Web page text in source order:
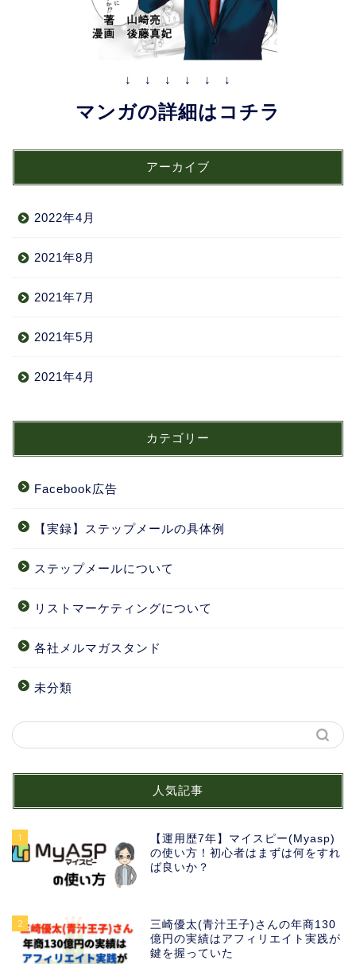
↓ ↓ ↓ ↓ ↓ ↓
マンガの詳細はコチラ
アーカイブ
2022年4月
2021年8月
2021年7月
2021年5月
2021年4月
カテゴリー
Facebook広告
【実録】ステップメールの具体例
ステップメールについて
リストマーケティングについて
各社メルマガスタンド
未分類
人気記事
1
【運用歴7年】マイスピー(Myasp)
の使い方！初心者はまずは何をすれ
ば良いか？
2
三崎優太(青汁王子)さんの年商130
億円の実績はアフィリエイト実践が
鍵を握っていた